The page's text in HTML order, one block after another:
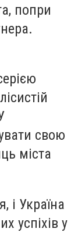
попри
свою
міста
і Україна
успіхів у